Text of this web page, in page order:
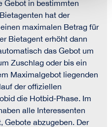
Gebot in bestimmten
hat der
maximalen Betrag für
Bietagent erhöht dann
das Gebot um
Zuschlag oder bis ein
Maximalgebot liegenden
der offiziellen
die Hotbid-Phase. Im
alle Interessenten
Gebote abzugeben. Der